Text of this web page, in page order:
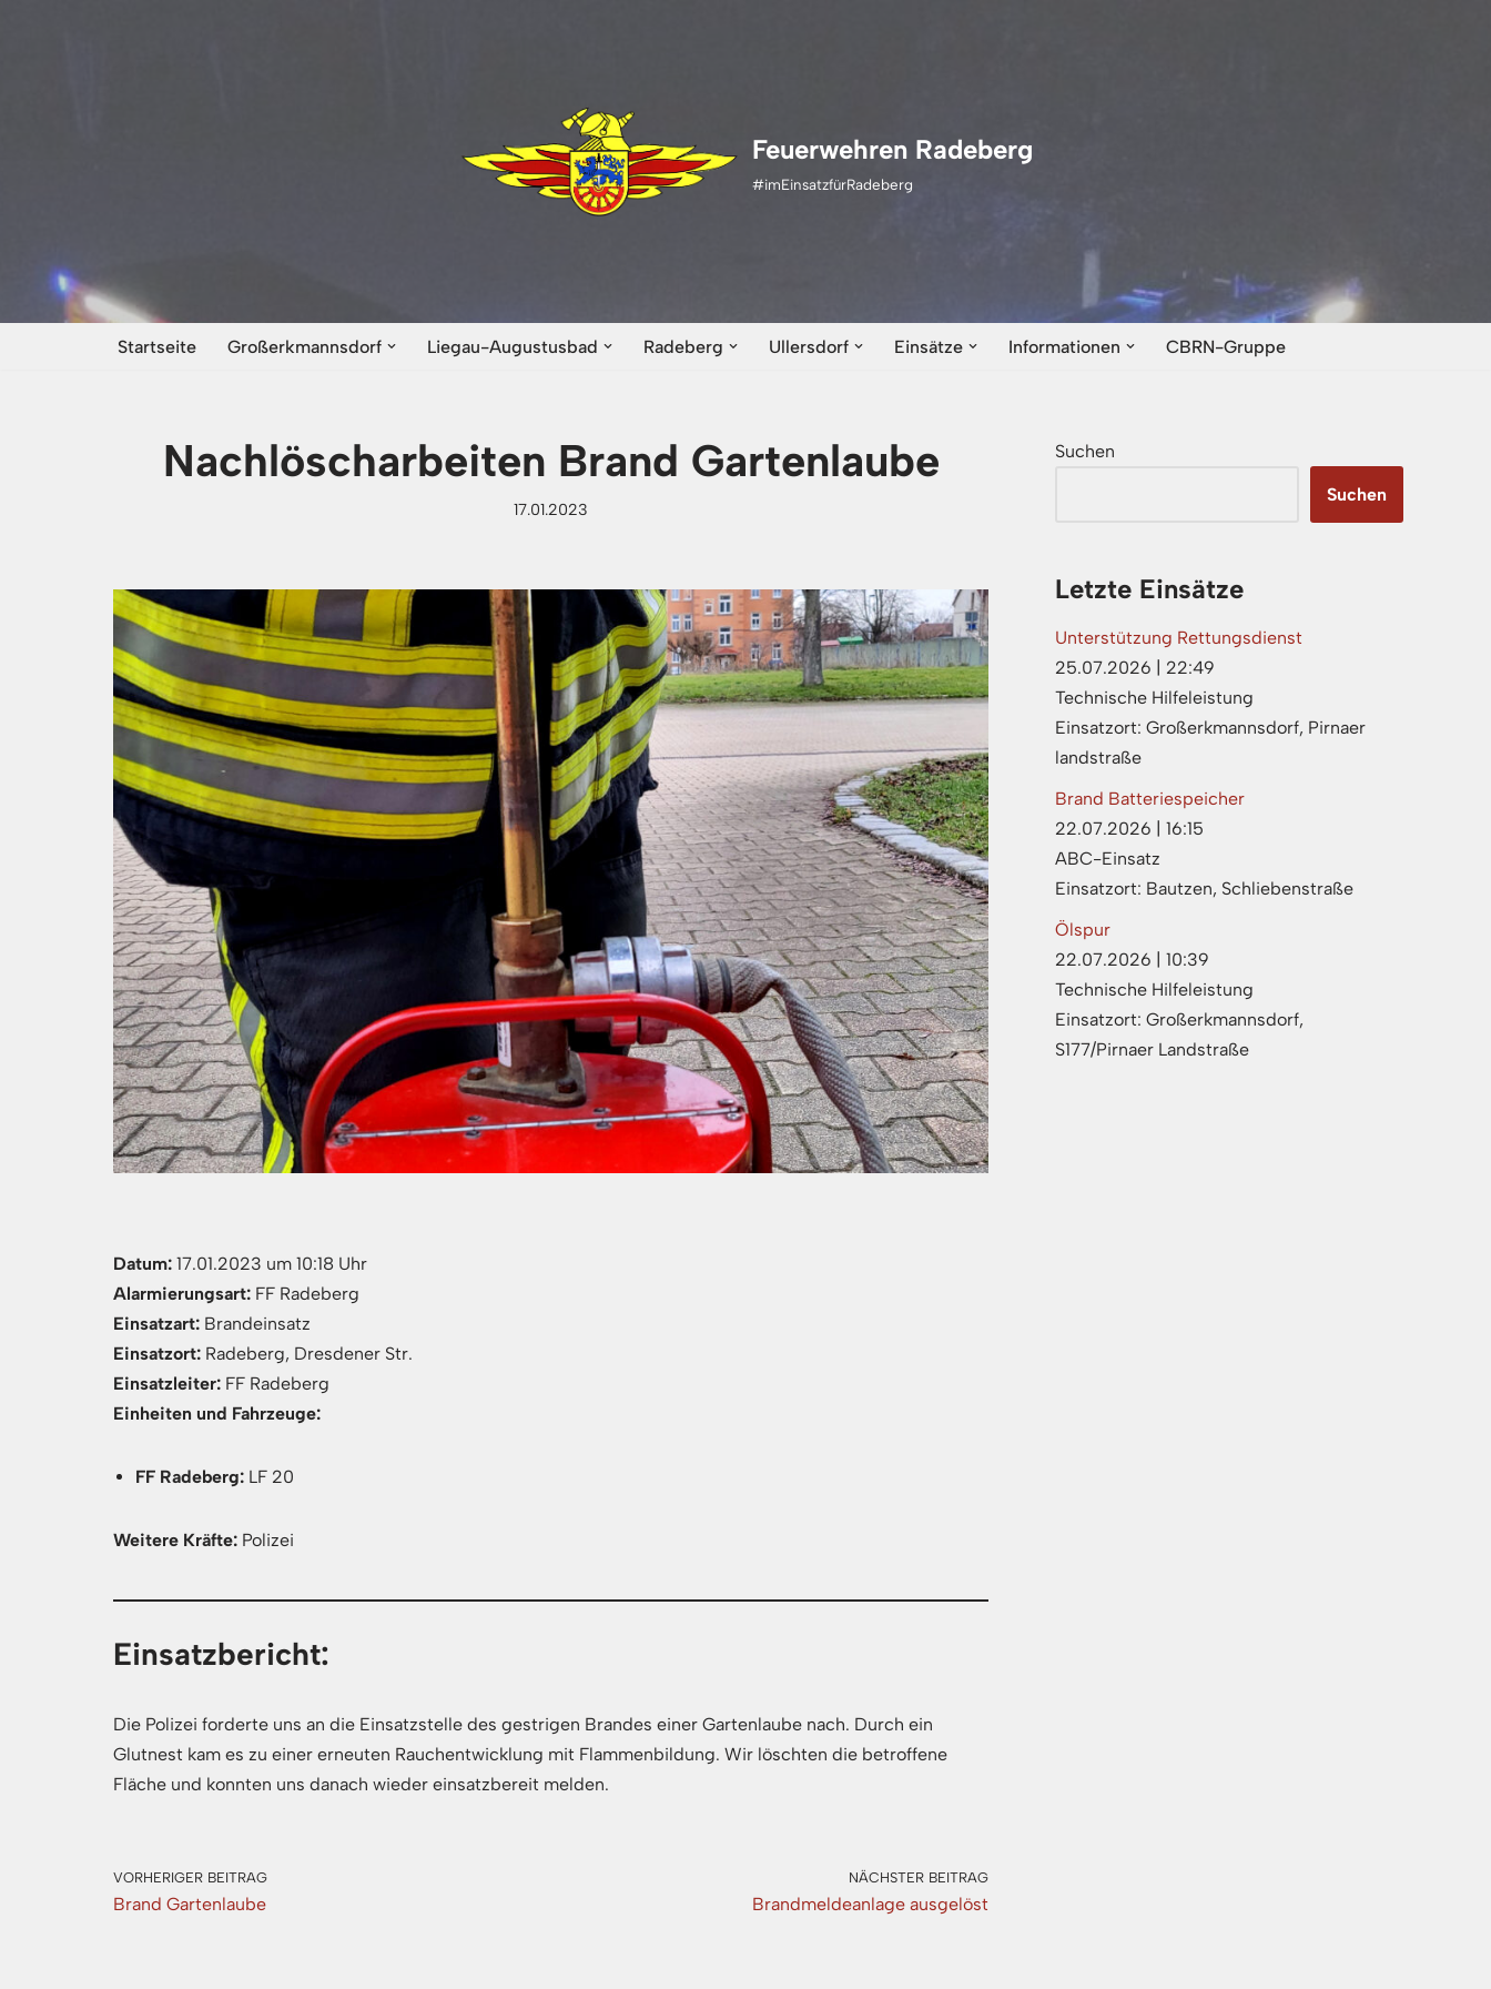
Feuerwehren Radeberg
#imEinsatzfürRadeberg
Startseite Großerkmannsdorf Liegau-Augustusbad Radeberg Ullersdorf Einsätze Informationen CBRN-Gruppe
Nachlöscharbeiten Brand Gartenlaube
17.01.2023
Datum: 17.01.2023 um 10:18 Uhr
Alarmierungsart: FF Radeberg
Einsatzart: Brandeinsatz
Einsatzort: Radeberg, Dresdener Str.
Einsatzleiter: FF Radeberg
Einheiten und Fahrzeuge:
FF Radeberg: LF 20
Weitere Kräfte: Polizei
Einsatzbericht:
Die Polizei forderte uns an die Einsatzstelle des gestrigen Brandes einer Gartenlaube nach. Durch ein
Glutnest kam es zu einer erneuten Rauchentwicklung mit Flammenbildung. Wir löschten die betroffene
Fläche und konnten uns danach wieder einsatzbereit melden.
VORHERIGER BEITRAG
Brand Gartenlaube
NÄCHSTER BEITRAG
Brandmeldeanlage ausgelöst
Suchen
Suchen
Letzte Einsätze
Unterstützung Rettungsdienst
25.07.2026 | 22:49
Technische Hilfeleistung
Einsatzort: Großerkmannsdorf, Pirnaer
landstraße
Brand Batteriespeicher
22.07.2026 | 16:15
ABC-Einsatz
Einsatzort: Bautzen, Schliebenstraße
Ölspur
22.07.2026 | 10:39
Technische Hilfeleistung
Einsatzort: Großerkmannsdorf,
S177/Pirnaer Landstraße